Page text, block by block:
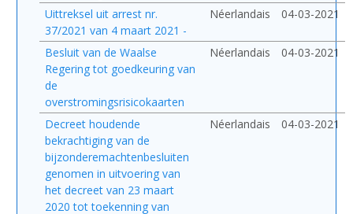
Uittreksel uit arrest nr.
37/2021 van 4 maart 2021 -
Néerlandais 04-03-2021
Besluit van de Waalse
Regering tot goedkeuring van
de
overstromingsrisicokaarten
Néerlandais 04-03-2021
Decreet houdende
bekrachtiging van de
bijzonderemachtenbesluiten
genomen in uitvoering van
het decreet van 23 maart
2020 tot toekenning van
Néerlandais 04-03-2021